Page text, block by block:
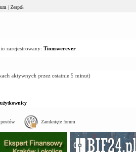
| Zespół
zarejestrowany: Tionswerever
aktywnych przez ostatnie 5 minut)
Zamknięte forum